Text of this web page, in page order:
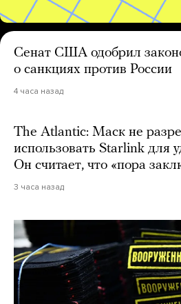
Сенат США одобрил
о санкциях против России
4 часа назад
The Atlantic: Маск не
использовать Starlink для
Он считает, что «пора
3 часа назад